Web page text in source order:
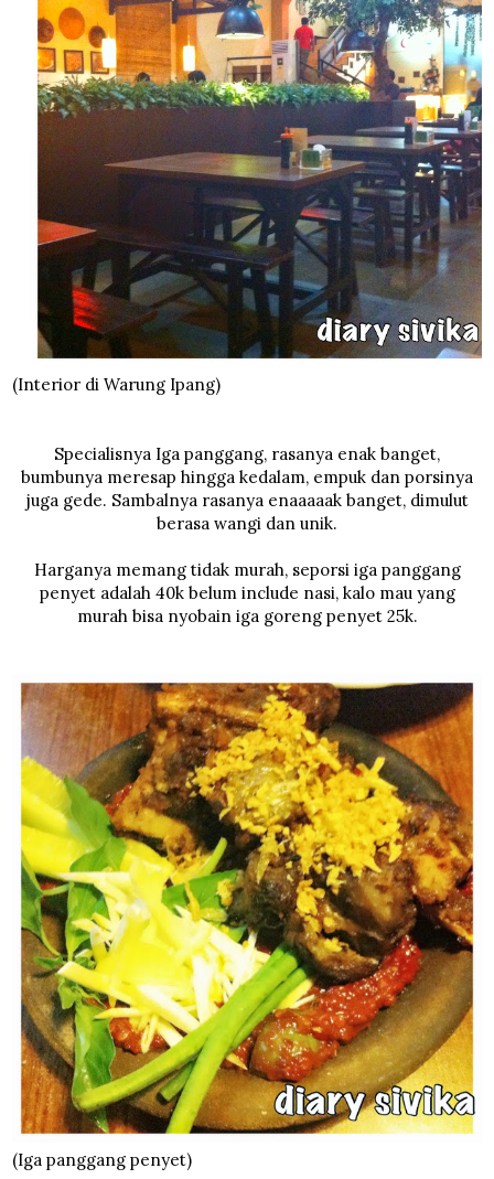
(Interior di Warung Ipang)
Specialisnya Iga panggang, rasanya enak banget,
bumbunya meresap hingga kedalam, empuk dan porsinya
juga gede. Sambalnya rasanya enaaaaak banget, dimulut
berasa wangi dan unik.
Harganya memang tidak murah, seporsi iga panggang
penyet adalah 40k belum include nasi, kalo mau yang
murah bisa nyobain iga goreng penyet 25k.
(Iga panggang penyet)